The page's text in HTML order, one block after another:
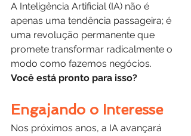
A Inteligência Artificial (IA) não é
apenas uma tendência passageira; é
uma revolução permanente que
promete transformar radicalmente o
modo como fazemos negócios.
Você está pronto para isso?
Engajando o Interesse
Nos próximos anos, a IA avançará